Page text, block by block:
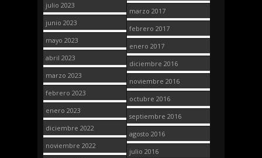
julio 2023
junio 2023
mayo 2023
abril 2023
marzo 2023
febrero 2023
enero 2023
diciembre 2022
noviembre 2022
marzo 2017
febrero 2017
enero 2017
diciembre 2016
noviembre 2016
octubre 2016
septiembre 2016
agosto 2016
julio 2016